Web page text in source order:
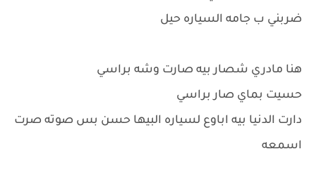
ضربني ب جامه السياره حيل
هنا مادري شصار بيه صارت وشه براسي
حسيت بماي صار براسي
دارت الدنيا بيه اباوع لسياره البيها حسن بس صوته صرت
اسمعه